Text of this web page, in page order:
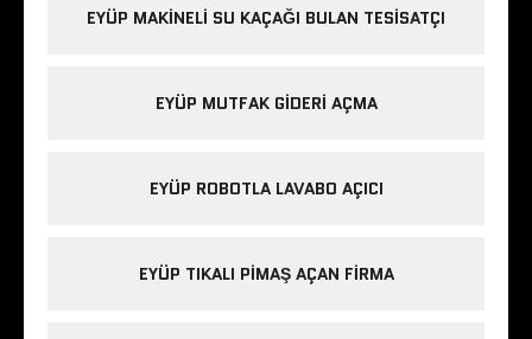
EYÜP MAKINELI SU KAÇAĞI BULAN TESISATÇI
EYÜP MUTFAK GIDERI AÇMA
EYÜP ROBOTLA LAVABO AÇICI
EYÜP TIKALI PIMAŞ AÇAN FIRMA